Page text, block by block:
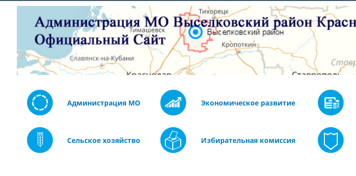
Администрация МО Экономическое развитие
Сельское хозяйство Избирательная комиссия